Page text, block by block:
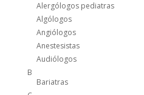
Alergólogos pediatras
Algólogos
Angiólogos
Anestesistas
Audiólogos
B
Bariatras